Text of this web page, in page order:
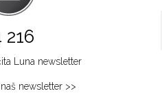
216
Luna newsletter
newsletter >>